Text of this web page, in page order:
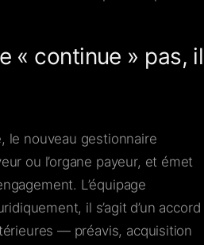
« continue » pas, il
le nouveau gestionnaire
ou l’organe payeur, et émet
L’équipage
il s’agit d’un accord
— préavis, acquisition